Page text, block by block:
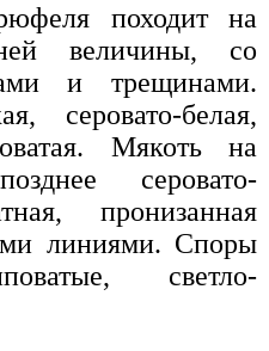
походит на
величины, со
и трещинами.
серовато-белая,
Мякоть на
серовато-
пронизанная
линиями. Споры
светло-